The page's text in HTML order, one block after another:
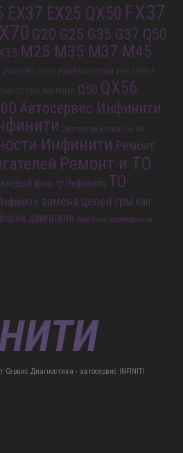
EX37 EX25 QX50 FX37
G20 G25 G35 G37 Q50
M25 M35 M37 M45
P0017(85) P0235 P0488 EGR SYSTEM P0597 P0597
TC COOLING PUMP Q50 QX56
Автосервис Инфинити
Диагностика подвески на
Инфинити Ремонт
Ремонт и ТО
фильтр Инфинити ТО
замена цепей грм кап
двигателя прокачка гидроподвески
Диагностика - автосервис INFINITI